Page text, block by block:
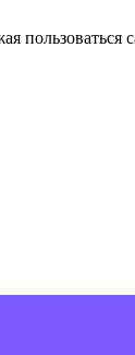
пользоваться